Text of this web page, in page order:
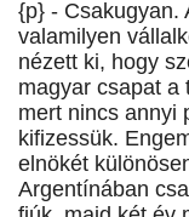
{p} - Csakugyan.
valamilyen
nézett ki, hogy
magyar csapat a
mert nincs annyi
kifizessük.
elnökét
Argentínában